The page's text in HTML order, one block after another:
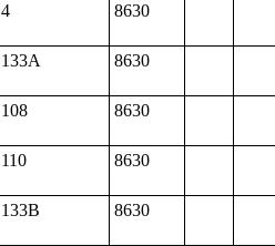
4 8630
133A 8630
108 8630
110 8630
133B 8630